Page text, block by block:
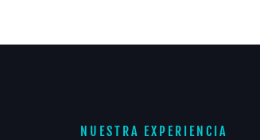
NUESTRA EXPERIENCIA